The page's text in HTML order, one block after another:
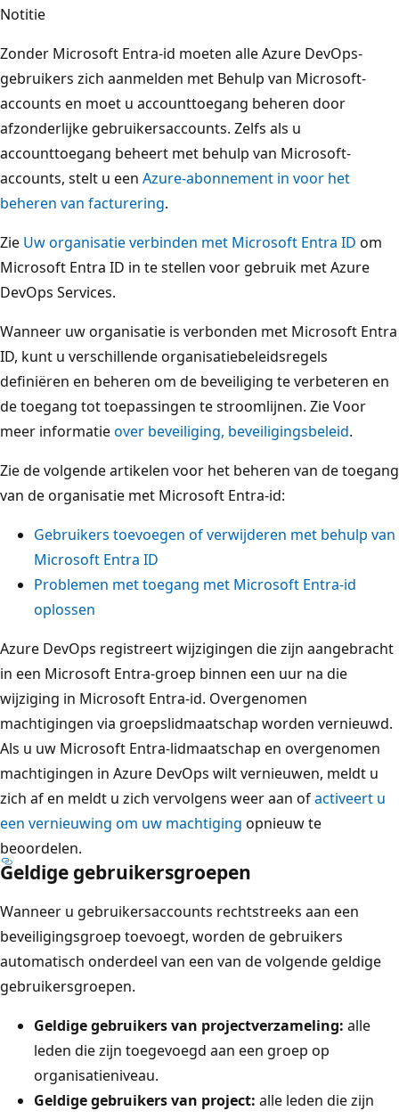
Notitie
Zonder Microsoft Entra-id moeten alle Azure DevOps-
gebruikers zich aanmelden met Behulp van Microsoft-
accounts en moet u accounttoegang beheren door
afzonderlijke gebruikersaccounts. Zelfs als u
accounttoegang beheert met behulp van Microsoft-
accounts, stelt u een Azure-abonnement in voor het
beheren van facturering.
Zie Uw organisatie verbinden met Microsoft Entra ID om
Microsoft Entra ID in te stellen voor gebruik met Azure
DevOps Services.
Wanneer uw organisatie is verbonden met Microsoft Entra
ID, kunt u verschillende organisatiebeleidsregels
definiëren en beheren om de beveiliging te verbeteren en
de toegang tot toepassingen te stroomlijnen. Zie Voor
meer informatieover beveiliging, beveiligingsbeleid.
Zie de volgende artikelen voor het beheren van de toegang
van de organisatie met Microsoft Entra-id:
Gebruikers toevoegen of verwijderen met behulp van
Microsoft Entra ID
Problemen met toegang met Microsoft Entra-id
oplossen
Azure DevOps registreert wijzigingen die zijn aangebracht
in een Microsoft Entra-groep binnen een uur na die
wijziging in Microsoft Entra-id. Overgenomen
machtigingen via groepslidmaatschap worden vernieuwd.
Als u uw Microsoft Entra-lidmaatschap en overgenomen
machtigingen in Azure DevOps wilt vernieuwen, meldt u
zich af en meldt u zich vervolgens weer aan ofactiveert u
een vernieuwing om uw machtiging opnieuw te
beoordelen.
Geldige gebruikersgroepen
Wanneer u gebruikersaccounts rechtstreeks aan een
beveiligingsgroep toevoegt, worden de gebruikers
automatisch onderdeel van een van de volgende geldige
gebruikersgroepen.
Geldige gebruikers van projectverzameling: alle
leden die zijn toegevoegd aan een groep op
organisatieniveau.
Geldige gebruikers van project: alle leden die zijn